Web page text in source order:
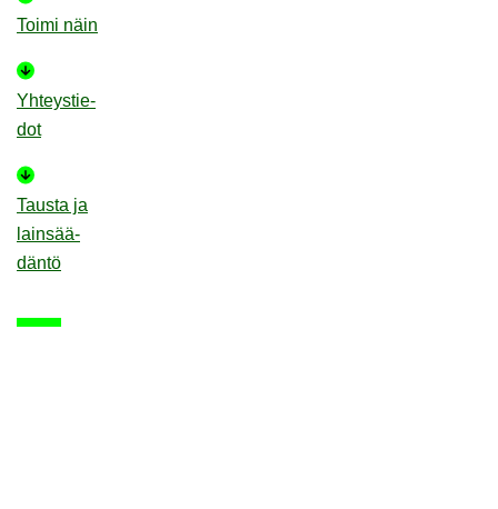
Toimi näin
Yh­teys­tie­
dot
Taus­ta ja
lain­sää­
dän­tö